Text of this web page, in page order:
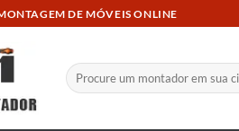
DE MÓVEIS ONLINE
Pesquisar
por: